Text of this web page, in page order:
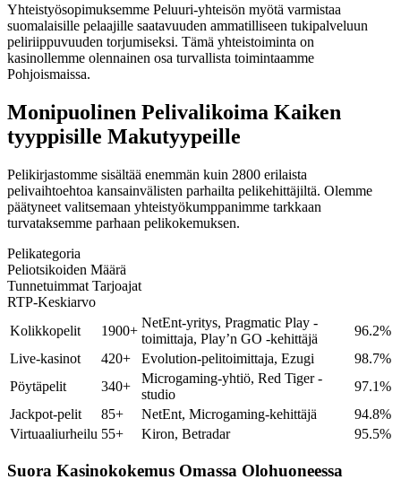
Yhteistyösopimuksemme Peluuri-yhteisön myötä varmistaa
suomalaisille pelaajille saatavuuden ammatilliseen tukipalveluun
peliriippuvuuden torjumiseksi. Tämä yhteistoiminta on
kasinollemme olennainen osa turvallista toimintaamme
Pohjoismaissa.
Monipuolinen Pelivalikoima Kaiken
tyyppisille Makutyypeille
Pelikirjastomme sisältää enemmän kuin 2800 erilaista
pelivaihtoehtoa kansainvälisten parhailta pelikehittäjiltä. Olemme
päätyneet valitsemaan yhteistyökumppanimme tarkkaan
turvataksemme parhaan pelikokemuksen.
Pelikategoria
Peliotsikoiden Määrä
Tunnetuimmat Tarjoajat
RTP-Keskiarvo
Kolikkopelit
1900+
NetEnt-yritys, Pragmatic Play -
toimittaja, Play’n GO -kehittäjä
96.2%
Live-kasinot
420+ Evolution-pelitoimittaja, Ezugi
98.7%
Pöytäpelit
340+
Microgaming-yhtiö, Red Tiger -
studio
97.1%
Jackpot-pelit
85+ NetEnt, Microgaming-kehittäjä
94.8%
Virtuaaliurheilu 55+ Kiron, Betradar 95.5%
Suora Kasinokokemus Omassa Olohuoneessa